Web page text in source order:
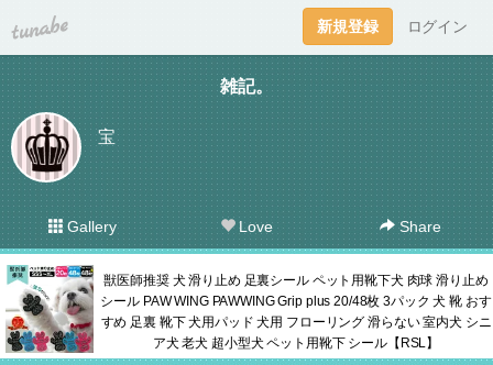
tuna.be 新規登録 ログイン
雑記。
宝
Gallery Love Share
獣医師推奨 犬 滑り止め 足裏シール ペット用靴下犬 肉球 滑り止め
シール PAW WING PAWWING Grip plus 20/48枚 3パック 犬 靴 おす
すめ 足裏 靴下 犬用パッド 犬用 フローリング 滑らない 室内犬 シニ
ア犬 老犬 超小型犬 ペット用靴下 シール【RSL】